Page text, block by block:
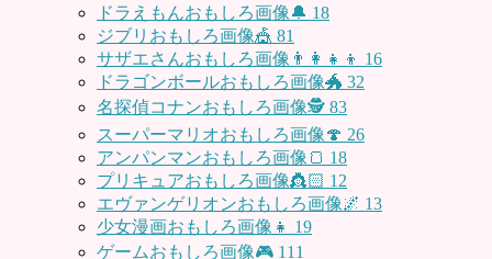
ドラえもんおもしろ画像🔔 18
ジブリおもしろ画像🎪 81
サザエさんおもしろ画像👨‍👩‍👧‍👦 16
ドラゴンボールおもしろ画像🐲 32
名探偵コナンおもしろ画像🕵️ 83
スーパーマリオおもしろ画像🍄 26
アンパンマンおもしろ画像🍞 18
プリキュアおもしろ画像👸🏻 12
エヴァンゲリオンおもしろ画像🌌 13
少女漫画おもしろ画像👧 19
ゲームおもしろ画像🎮 111